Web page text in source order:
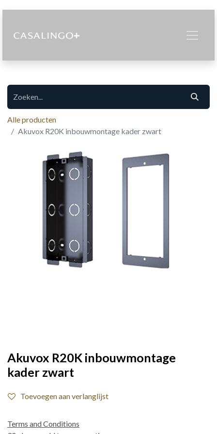
Alle producten
Akuvox R20K inbouwmontage kader zwart
Akuvox R20K inbouwmontage
kader zwart
Toevoegen aan verlanglijst
Terms and Conditions